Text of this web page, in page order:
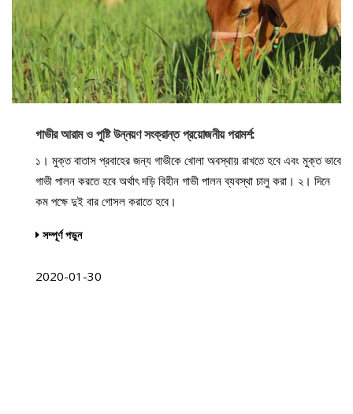
গাভীর আরাম ও পুষ্টি উন্নয়ণ সংক্রান্ত প্রয়োজনীয় পরামর্শ:
১। মুক্ত বাতাস প্রবাহের জন্য গাভীকে খোলা অবস্থায় রাখতে হবে এবং মুক্ত ভাবে
গাভী পালন করতে হবে অর্থাৎ দড়ি বিহীন গাভী পালন ব্যবস্থা চালু করা। ২। দিনে
কম পক্ষে দুই বার গোসল করাতে হবে।
সম্পূর্ণ পড়ুন
2020-01-30